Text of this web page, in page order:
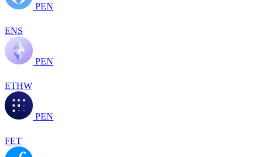
PEN
ENS
PEN
ETHW
PEN
FET